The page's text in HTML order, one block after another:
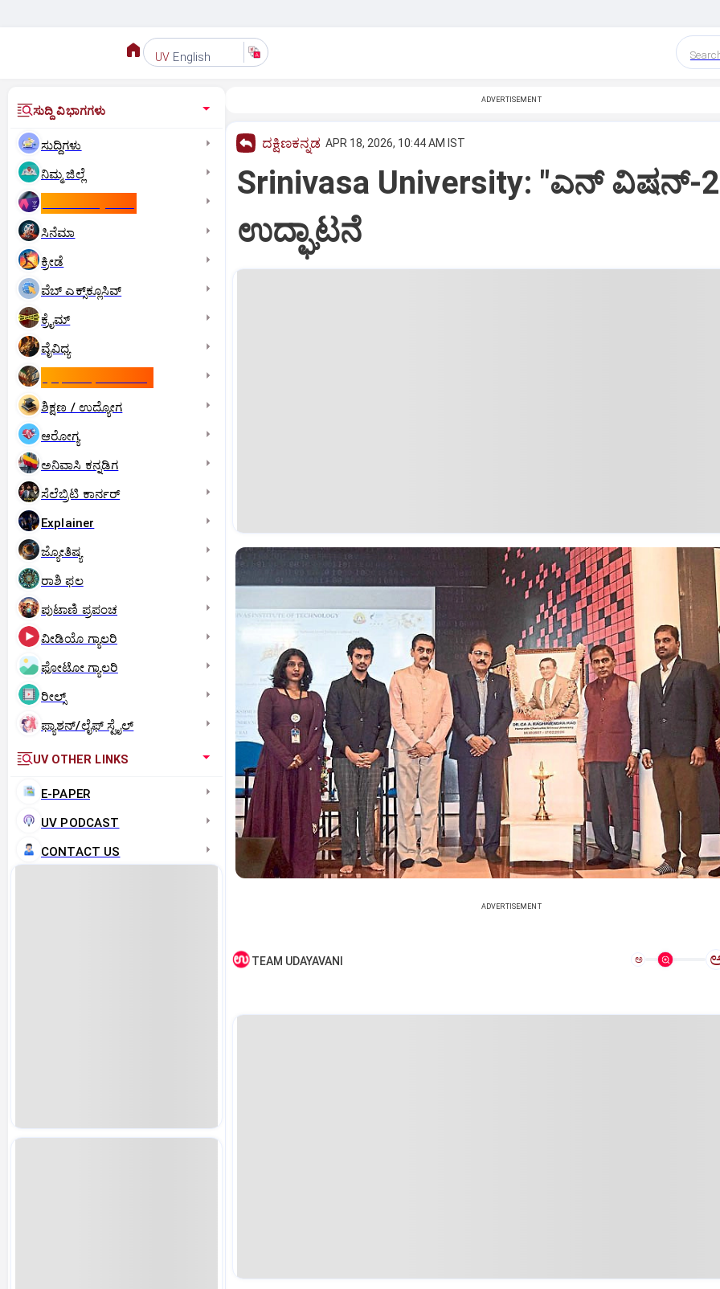
UV English
ಸುದ್ದಿ ವಿಭಾಗಗಳು
ಸುದ್ದಿಗಳು
ನಿಮ್ಮ ಜಿಲ್ಲೆ
ಸಿನೆಮಾ
ಕ್ರೀಡೆ
ವೆಬ್ ಎಕ್ಸ್‌ಕ್ಲೂಸಿವ್
ಕ್ರೈಮ್
ವೈವಿಧ್ಯ
ಶಿಕ್ಷಣ / ಉದ್ಯೋಗ
ಆರೋಗ್ಯ
ಅನಿವಾಸಿ ಕನ್ನಡಿಗ
ಸೆಲೆಬ್ರಿಟಿ ಕಾರ್ನರ್‌
Explainer
ಜ್ಯೋತಿಷ್ಯ
ರಾಶಿ ಫಲ
ಪುಟಾಣಿ ಪ್ರಪಂಚ
ವೀಡಿಯೊ ಗ್ಯಾಲರಿ
ಫೋಟೋ ಗ್ಯಾಲರಿ
ರೀಲ್ಸ್
ಫ್ಯಾಶನ್/ಲೈಫ್‌ ಸ್ಟೈಲ್
UV OTHER LINKS
E-PAPER
UV PODCAST
CONTACT US
ADVERTISEMENT
ದಕ್ಷಿಣಕನ್ನಡ APR 18, 2026, 10:44 AM IST
Srinivasa University: "ಎನ್‌ ವಿಷನ್‌-
ಉದ್ಘಾಟನೆ
ADVERTISEMENT
TEAM UDAYAVANI ಅ